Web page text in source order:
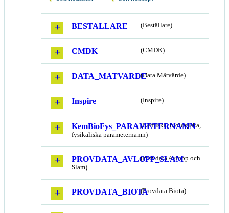
BESTALLARE (Beställare)
CMDK (CMDK)
DATA_MATVARDE(Data Mätvärde)
Inspire (Inspire)
KemBioFys_PARAMETERNAMN
(Kemiska, biologiska,
fysikaliska parameternamn)
PROVDATA_AVLOPP_SLAM
(Provdata Avlopp och
Slam)
PROVDATA_BIOTA(Provdata Biota)